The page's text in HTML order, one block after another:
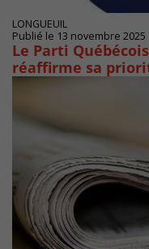
LONGUEUIL
Publié le 13 novembre 2025
Le Parti
réaffirme sa